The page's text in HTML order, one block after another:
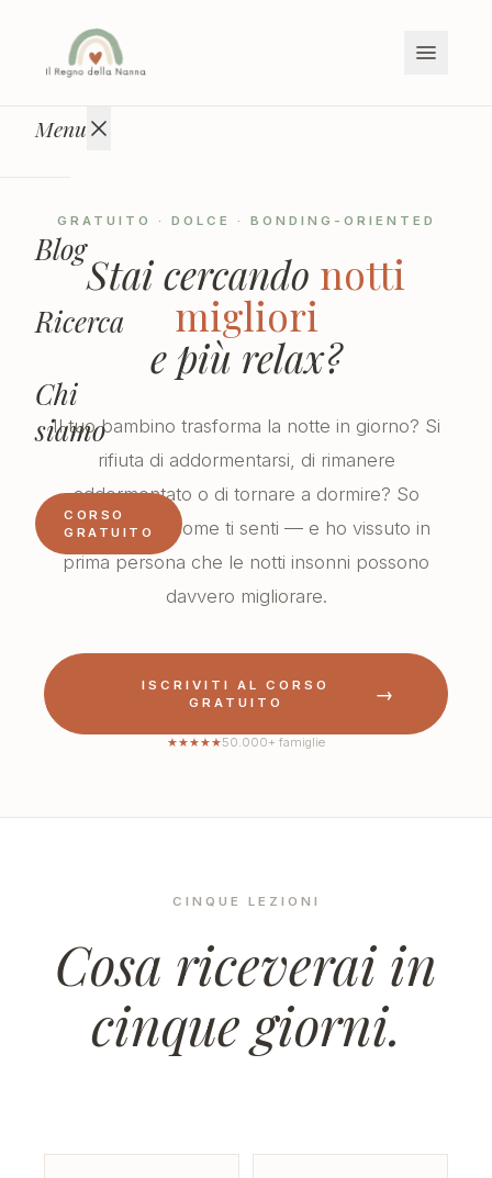
Vai ai contenuti
Menu
Blog
Ricerca
Chi
siamo
CORSO
GRATUITO
GRATUITO · DOLCE · BONDING-ORIENTED
Stai cercando notti
migliori
e più relax?
Il tuo bambino trasforma la notte in giorno? Si
rifiuta di addormentarsi, di rimanere
addormentato o di tornare a dormire? So
esattamente come ti senti — e ho vissuto in
prima persona che le notti insonni possono
davvero migliorare.
ISCRIVITI AL CORSO
GRATUITO
→
★★★★★50.000+ famiglie
CINQUE LEZIONI
Cosa riceverai in
cinque giorni.